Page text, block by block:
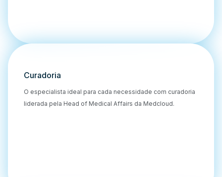
Curadoria
O especialista ideal para cada necessidade com curadoria
liderada pela Head of Medical Affairs da Medcloud.